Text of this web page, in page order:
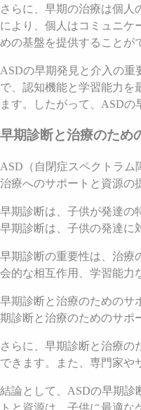
さらに、早期の治療は個人
により、個人はコミュニケ
めの基盤を提供することが
ASDの早期発見と介入の重
で、認知機能と学習能力を
ます。したがって、ASDの
早期診断と治療のため
ASD（自閉症スペクトラム
治療へのサポートと資源の
早期診断は、子供が発達の
早期診断は、子供の発達に
早期診断の重要性は、治療
会的な相互作用、学習能力
早期診断と治療のためのサ
期診断と治療のためのサポ
さらに、早期診断と治療の
できます。また、専門家や
結論として、ASDの早期診
トと資源は、子供に最適